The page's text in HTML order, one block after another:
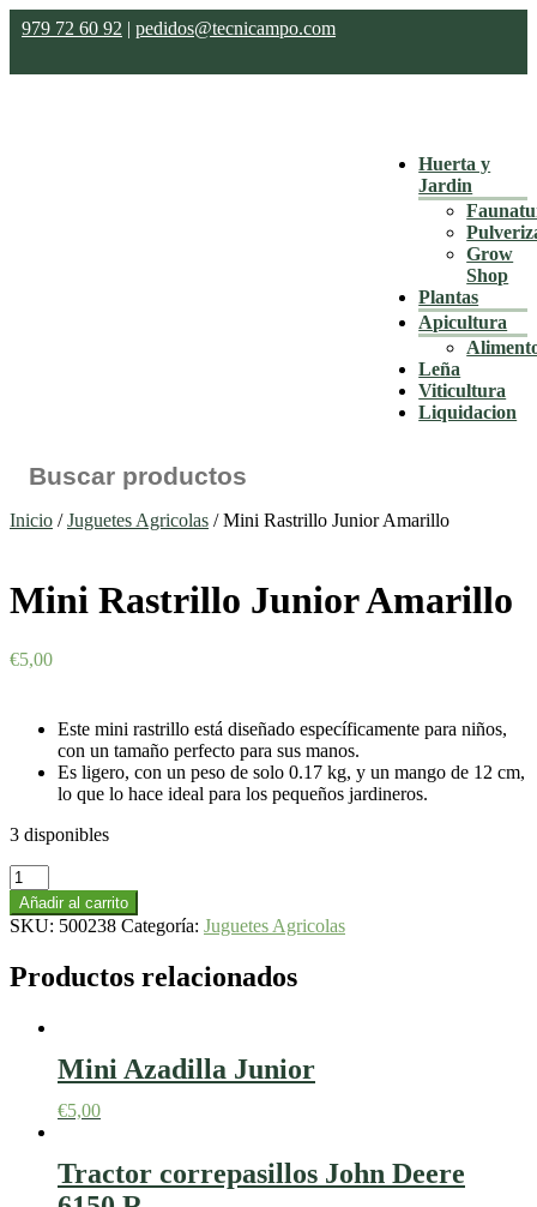
979 72 60 92 | pedidos@tecnicampo.com
Huerta y
Jardin
Grow
Shop
Plantas
Apicultura
Leña
Viticultura
Liquidacion
Inicio /Juguetes Agricolas / Mini Rastrillo Junior Amarillo
Mini Rastrillo Junior Amarillo
€5,00
Este mini rastrillo está diseñado específicamente para niños,
con un tamaño perfecto para sus manos.
Es ligero, con un peso de solo 0.17 kg, y un mango de 12 cm,
lo que lo hace ideal para los pequeños jardineros.
3 disponibles
Mini
Rastrillo
Junior
Amarillo
Añadir al carrito
SKU: 500238 Categoría: Juguetes Agricolas
Productos relacionados
Mini Azadilla Junior
€5,00
Tractor correpasillos John Deere